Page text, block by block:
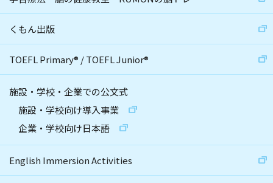
くもん出版
TOEFL Primary® /TOEFL Junior®
施設・学校・企業での公文式
施設・学校向け導入事業
企業・学校向け日本語
English Immersion Activities